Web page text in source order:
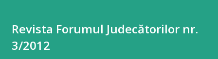
Revista Forumul Judecătorilor nr.
3/2012